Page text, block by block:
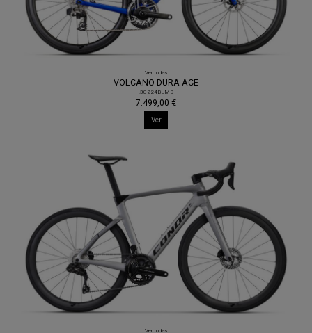
Ver todas
VOLCANO DURA-ACE
.30224BLMD
7.499,00 €
Ver
Ver todas